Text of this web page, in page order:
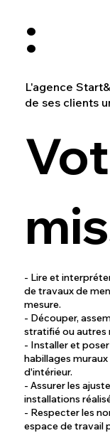
:
L'agence
de ses clients
- Lire et
de travaux de
mesure.
- Découper,
stratifié ou autres
- Installer et
habillages
d'intérieur.
- Assurer les
installations
- Respecter les
espace de travail